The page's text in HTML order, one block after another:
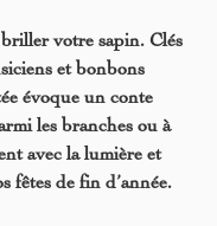
votre sapin. Clés
et bonbons
évoque un conte
les branches ou à
avec la lumière et
fêtes de fin d’année.